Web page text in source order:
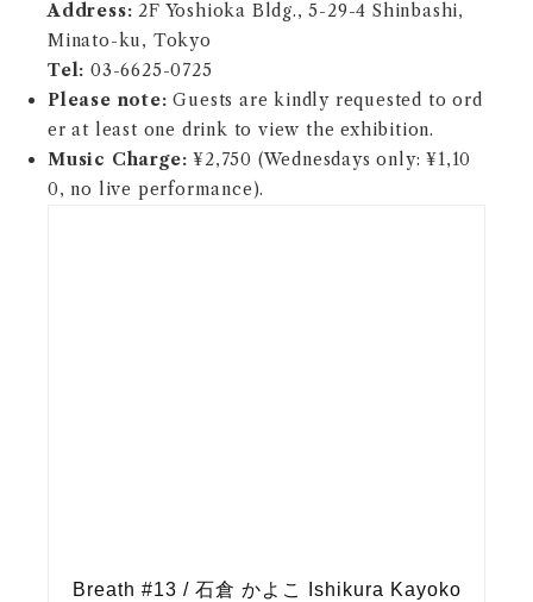
Address: 2F Yoshioka Bldg., 5-29-4 Shinbashi,
Minato-ku, Tokyo
Tel: 03-6625-0725
Please note: Guests are kindly requested to ord
er at least one drink to view the exhibition.
Music Charge: ¥2,750 (Wednesdays only: ¥1,10
0, no live performance).